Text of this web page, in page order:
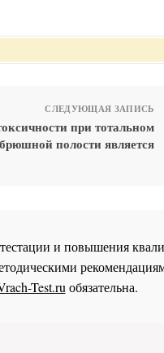
СЛЕДУЮЩАЯ ЗАПИСЬ
при тотальном
полости является
и повышения
Test.ru обязательна.